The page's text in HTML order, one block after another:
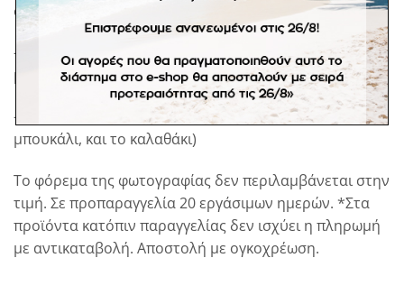
στο καπάκι.
-Λαμπάδα με ψάθινη βεντάλια με ζωγραφιστό
μονόγραμμα και λουλούδια.
-Σετ λαδιού. (ενδέχεται να είναι διαφορετικό το
μπουκάλι, και το καλαθάκι)
Το φόρεμα της φωτογραφίας δεν περιλαμβάνεται στην
τιμή. Σε προπαραγγελία 20 εργάσιμων ημερών. *Στα
προϊόντα κατόπιν παραγγελίας δεν ισχύει η πληρωμή
με αντικαταβολή. Αποστολή με ογκοχρέωση.